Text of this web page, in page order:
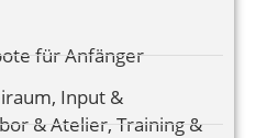
für Anfänger
, Input &
& Atelier, Training &